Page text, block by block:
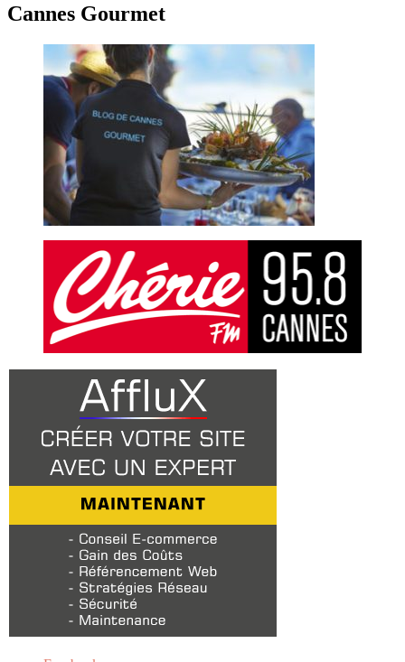
Cannes Gourmet